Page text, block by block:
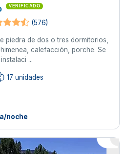
VERIFICADO
(576)
piedra de dos o tres dormitorios,
calefacción, porche. Se
...
17 unidades
noche